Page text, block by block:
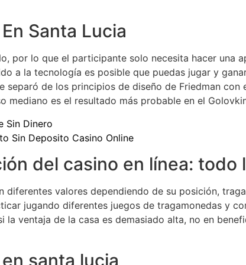
Santa Lucia
por lo que el participante solo necesita hacer una
a la tecnología es posible que puedas jugar y
separó de los principios de diseño de Friedman
mediano es el resultado más probable en el
Sin Dinero
Sin Deposito Casino Online
del casino en línea:
diferentes valores dependiendo de su posición,
jugando diferentes juegos de tragamonedas y
la ventaja de la casa es demasiado alta, no en
santa lucia